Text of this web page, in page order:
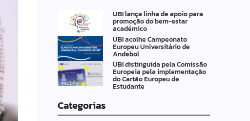
UBI lança linha de apoio para
promoção do bem-estar
académico
UBI acolhe Campeonato
Europeu Universitário de
Andebol
UBI distinguida pela Comissão
Europeia pela implementação
do Cartão Europeu de
Estudante
Categorias